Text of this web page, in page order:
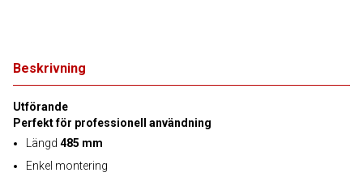
Beskrivning
Utförande
Perfekt för professionell användning
Längd 485 mm
Enkel montering